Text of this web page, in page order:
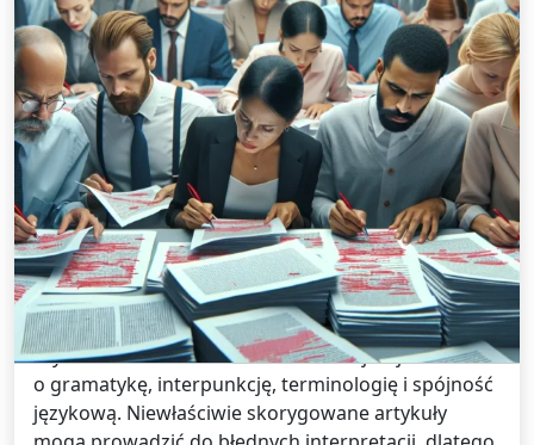
Tłumaczenia /21 stycznia 2025
Zasady poprawnej korekty językowej
artykułów naukowych
Poprawna korekta językowa w artykułach
naukowych jest kluczowa dla ich jakości i
czytelności. Prawidłowa korekta obejmuje zadbanie
o gramatykę, interpunkcję, terminologię i spójność
językową. Niewłaściwie skorygowane artykuły